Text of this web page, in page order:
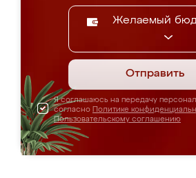
Желаемый
Отправить
Я соглашаюсь на передачу
согласно Политике
Пользовательскому соглашению